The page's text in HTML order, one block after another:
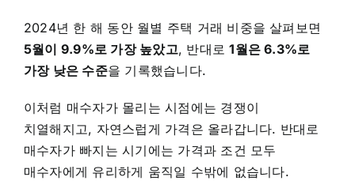
2024년 한 해 동안 월별 주택 거래 비중을 살펴보면
5월이 9.9%로 가장 높았고, 반대로1월은 6.3%로
가장 낮은 수준을 기록했습니다.
이처럼 매수자가 몰리는 시점에는 경쟁이
치열해지고, 자연스럽게 가격은 올라갑니다. 반대로
매수자가 빠지는 시기에는 가격과 조건 모두
매수자에게 유리하게 움직일 수밖에 없습니다.